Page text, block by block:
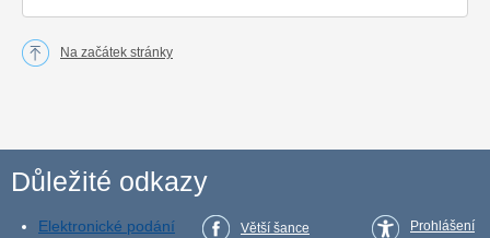
Na začátek stránky
Důležité odkazy
Elektronické podání
Větší šance
Prohlášení